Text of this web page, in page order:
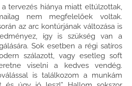
tervezés hiánya miatt eltúlzottak,
nem megfelelőek voltak.
az arc kontúrjának változása is
így is szükség van a
Sok esetben a régi satíros
szálazott, vagy esetleg soft
viselni a kedves vendég.
is találkozom a munkám